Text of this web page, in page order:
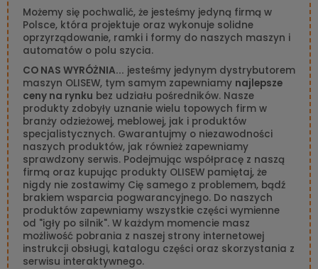
Możemy się pochwalić, że jesteśmy jedyną firmą w
Polsce, która projektuje oraz wykonuje solidne
oprzyrządowanie, ramki i formy do naszych maszyn i
automatów o polu szycia.
CO NAS WYRÓŻNIA... jesteśmy jedynym dystrybutorem
maszyn OLISEW, tym samym zapewniamy najlepsze
ceny na rynku bez udziału pośredników. Nasze
produkty zdobyły uznanie wielu topowych firm w
branży odzieżowej, meblowej, jak i produktów
specjalistycznych. Gwarantujmy o niezawodności
naszych produktów, jak również zapewniamy
sprawdzony serwis. Podejmując współpracę z naszą
firmą oraz kupując produkty OLISEW pamiętaj, że
nigdy nie zostawimy Cię samego z problemem, bądź
brakiem wsparcia pogwarancyjnego. Do naszych
produktów zapewniamy wszystkie części wymienne
od "igły po silnik". W każdym momencie masz
możliwość pobrania z naszej strony internetowej
instrukcji obsługi, katalogu części oraz skorzystania z
serwisu interaktywnego.